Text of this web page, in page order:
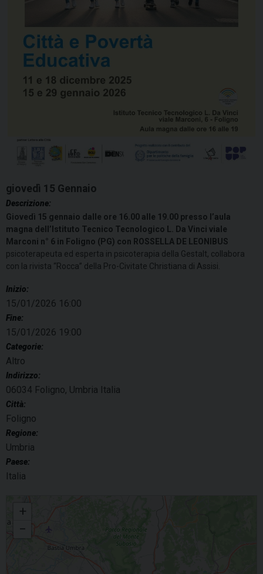
giovedì 15 Gennaio
Descrizione:
Giovedì 15 gennaio dalle ore 16.00 alle 19.00 presso l’aula
magna dell’Istituto Tecnico Tecnologico L. Da Vinci viale
Marconi n° 6 in Foligno (PG) con ROSSELLA DE LEONIBUS
psicoterapeuta ed esperta in psicoterapia della Gestalt, collabora
con la rivista “Rocca” della Pro-Civitate Christiana di Assisi.
Inizio:
15/01/2026 16:00
Fine:
15/01/2026 19:00
Categorie:
Altro
Indirizzo:
06034 Foligno, Umbria Italia
Città:
Foligno
Regione:
Umbria
Paese:
Italia
+
−